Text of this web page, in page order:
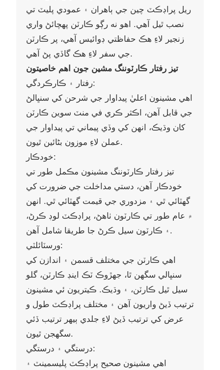
ريل پراڊڪٽ چين جي ٻاهران ۽ عمودي پليٽ تي
نصب ٿيل آهي. اهو نه رڳو ڪارٽن پهچائڻ واري
زنجير لاءِ هڪ حفاظتي ڊوائيس آهي، پر ڪارٽن
جي سفر لاءِ هڪ گاڏي پڻ آهي.
تيز رفتار ڪارٽوننگ مشين جون اهم خاصيتون
رفتار ۽ ڪارڪردگي:
اهي مشينون اعليٰ پيداوار جي شرحن کي سنڀالڻ
جي قابل آهن، اڪثر ڪري في منٽ سوين ڪارٽن
کان وڌيڪ، انهن کي وڏي پيماني تي پيداوار جي
عملن لاءِ موزون بڻائين ٿيون.
خودڪار:
تيز رفتار ڪارٽوننگ مشينون مڪمل طور تي
خودڪار آهن، دستي مداخلت جي ضرورت کي
گھٽائي ٿي ۽ مزدوري جي قيمت گھٽائي ٿي. انهن
۾ عام طور تي ڪارٽون ٺاهڻ، پراڊڪٽ لوڊ ڪرڻ،
۽ ڪارٽون سيل ڪرڻ جا طريقا شامل آهن.
ورسٽائلٽي:
اهي ڪارٽن جي مختلف قسمن ۽ اندازن کي
سنڀالي سگهن ٿا، جهڙوڪ ٽڪ اينڊ ڪارٽن، گلو
سيل ٿيل ڪارٽن، ۽ وڌيڪ. ڪيتريون ئي مشينون
ترتيب ڏيڻ واريون آهن ۽ مختلف پراڊڪٽ طول و
عرض کي ترتيب ڏيڻ لاءِ جلدي ٻيهر ترتيب ڏئي
سگهجن ٿيون.
درستگي ۽ درستگي:
اهي مشينون صحيح پراڊڪٽ پليسمينٽ ۽